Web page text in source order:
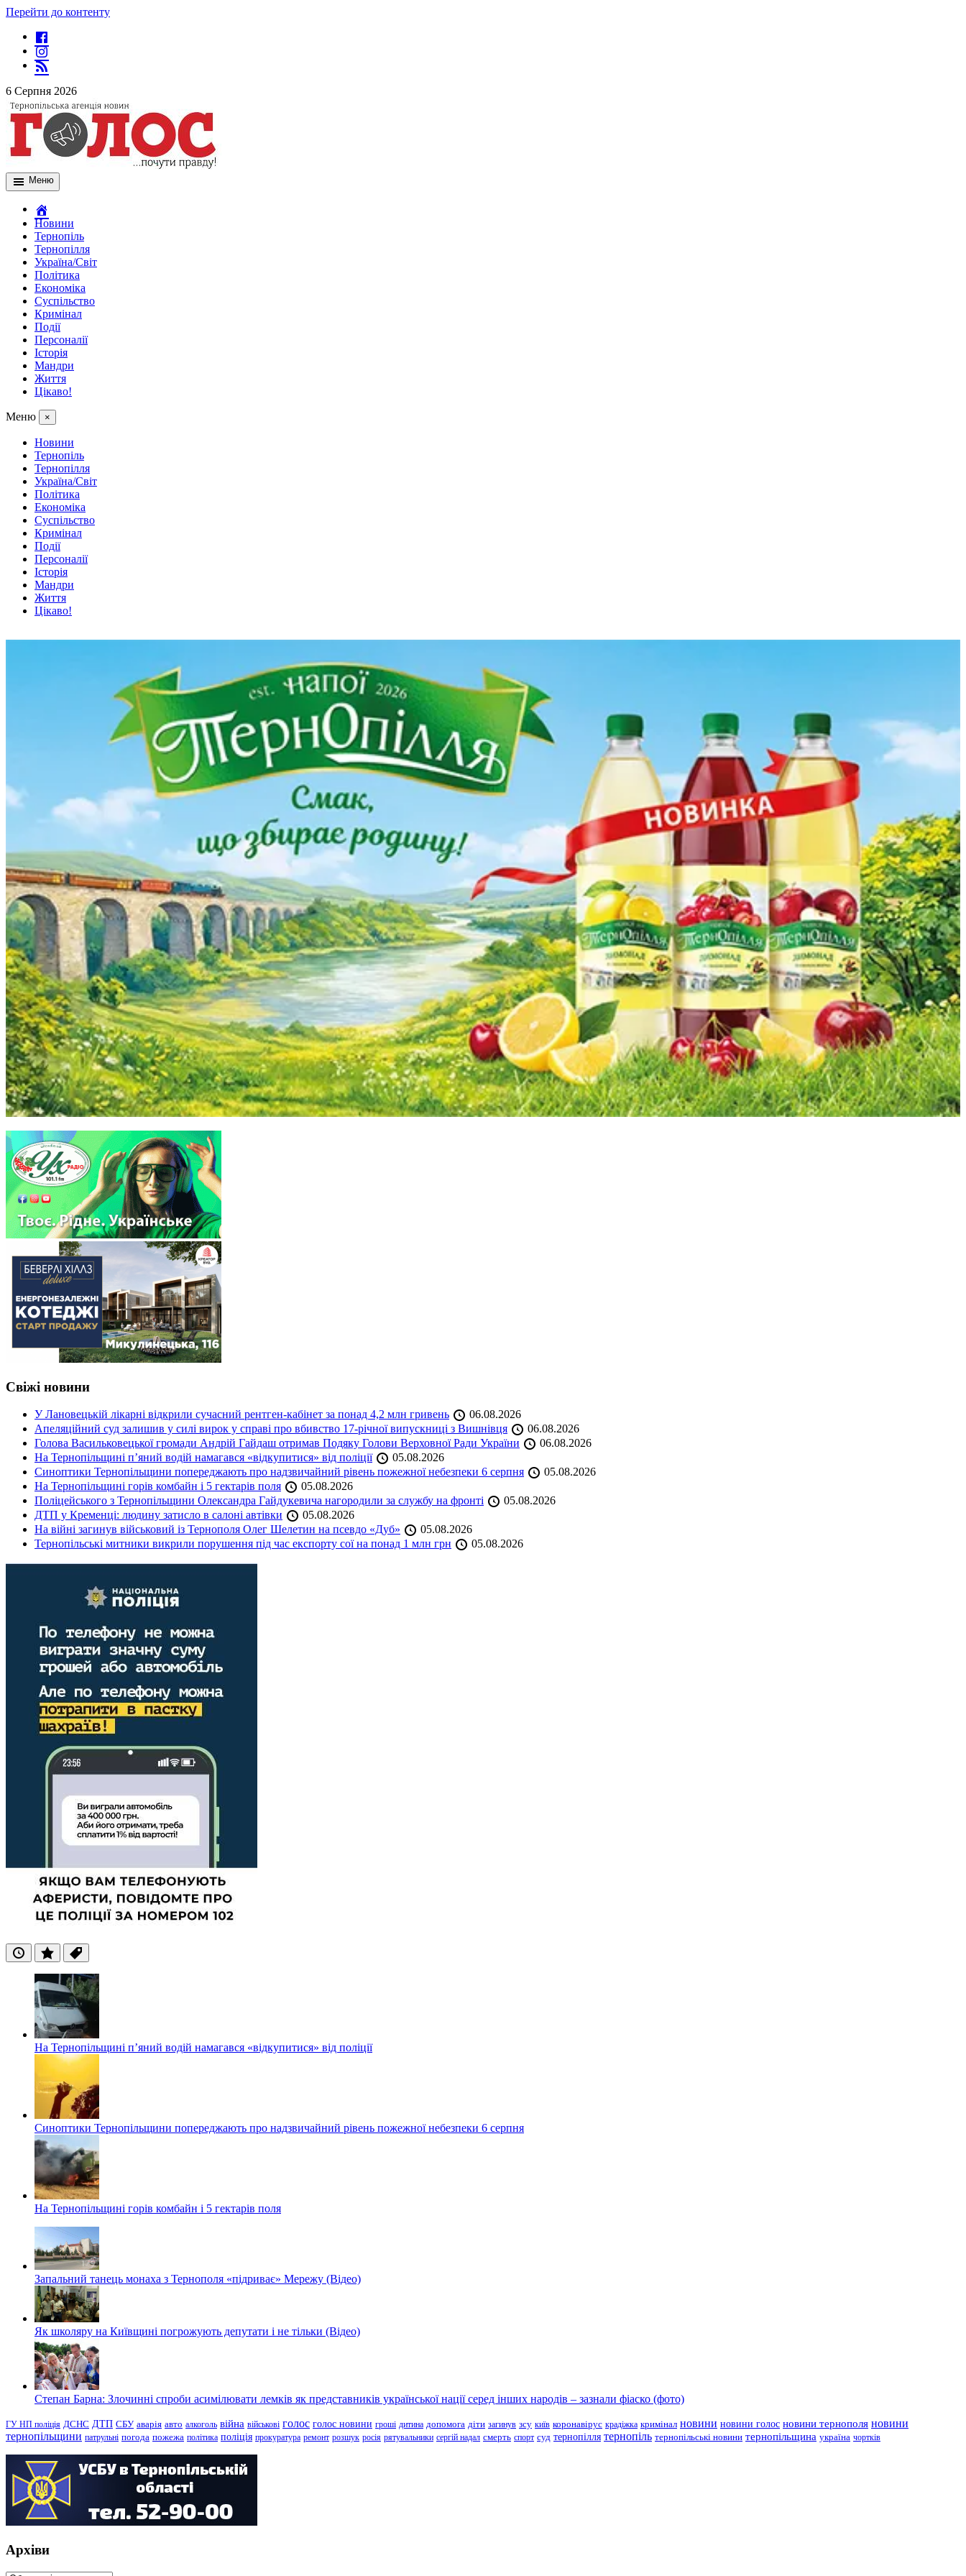
Перейти до контенту
6 Серпня 2026
Меню
Новини
Тернопіль
Тернопілля
Україна/Світ
Політика
Економіка
Суспільство
Кримінал
Події
Персоналії
Історія
Мандри
Життя
Цікаво!
Меню ×
Новини
Тернопіль
Тернопілля
Україна/Світ
Політика
Економіка
Суспільство
Кримінал
Події
Персоналії
Історія
Мандри
Життя
Цікаво!
Свіжі новини
У Лановецькій лікарні відкрили сучасний рентген-кабінет за понад 4,2 млн гривень
06.08.2026
Апеляційний суд залишив у силі вирок у справі про вбивство 17-річної випускниці з Вишнівця
06.08.2026
Голова Васильковецької громади Андрій Гайдаш отримав Подяку Голови Верховної Ради України
06.08.2026
На Тернопільщині п’яний водій намагався «відкупитися» від поліції
05.08.2026
Синоптики Тернопільщини попереджають про надзвичайний рівень пожежної небезпеки 6 серпня
05.08.2026
На Тернопільщині горів комбайн і 5 гектарів поля
05.08.2026
Поліцейського з Тернопільщини Олександра Гайдукевича нагородили за службу на фронті
05.08.2026
ДТП у Кременці: людину затисло в салоні автівки
05.08.2026
На війні загинув військовий із Тернополя Олег Шелетин на псевдо «Дуб»
05.08.2026
Тернопільські митники викрили порушення під час експорту сої на понад 1 млн грн
05.08.2026
ОстанніПопулярні
Теги
На Тернопільщині п’яний водій намагався «відкупитися» від поліції
Синоптики Тернопільщини попереджають про надзвичайний рівень пожежної небезпеки 6 серпня
На Тернопільщині горів комбайн і 5 гектарів поля
Запальний танець монаха з Тернополя «підриває» Мережу (Відео)
Як школяру на Київщині погрожують депутати і не тільки (Відео)
Степан Барна: Злочинні спроби асимілювати лемків як представників української нації серед інших народів – зазнали фіаско (фото)
ГУ НП поліція ДСНС ДТП СБУ аварія авто алкоголь війна військові голос голос новини гроші дитина допомога діти загинув зсу київ коронавірус крадіжка кримінал новини новини голос новини тернополя новини
тернопільщини патрульні погода пожежа політика поліція прокуратура ремонт розшук росія рятувальники сергій надал смерть спорт суд тернопілля тернопіль тернопільські новини тернопільщина україна чортків
Архіви